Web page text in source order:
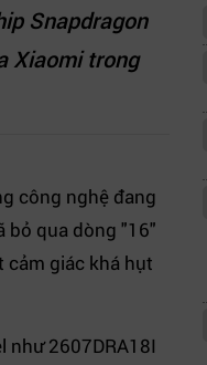
Snapdragon
Xiaomi trong
công nghệ đang
bỏ qua dòng "16"
cảm giác khá hụt
như 2607DRA18I